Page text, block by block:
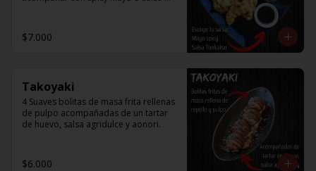
$7.000
Takoyaki
4 Suaves bolitas de masa frita rellenas
de pulpo acompañadas de un tartar
de huevo, salsa agridulce y aonori.
$6.000